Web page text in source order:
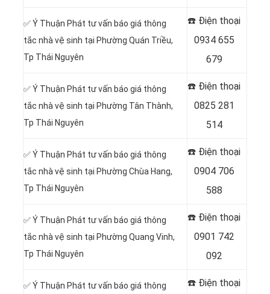
✅ Ý Thuận Phát tư vấn báo giá thông
tắc nhà vệ sinh tại Phường Quán Triều,
Tp Thái Nguyên
☎️ Điện thoại
0934 655
679
✅ Ý Thuận Phát tư vấn báo giá thông
tắc nhà vệ sinh tại Phường Tân Thành,
Tp Thái Nguyên
☎️ Điện thoại
0825 281
514
✅ Ý Thuận Phát tư vấn báo giá thông
tắc nhà vệ sinh tại Phường Chùa Hang,
Tp Thái Nguyên
☎️ Điện thoại
0904 706
588
✅ Ý Thuận Phát tư vấn báo giá thông
tắc nhà vệ sinh tại Phường Quang Vinh,
Tp Thái Nguyên
☎️ Điện thoại
0901 742
092
✅ Ý Thuận Phát tư vấn báo giá thông
☎️ Điện thoại